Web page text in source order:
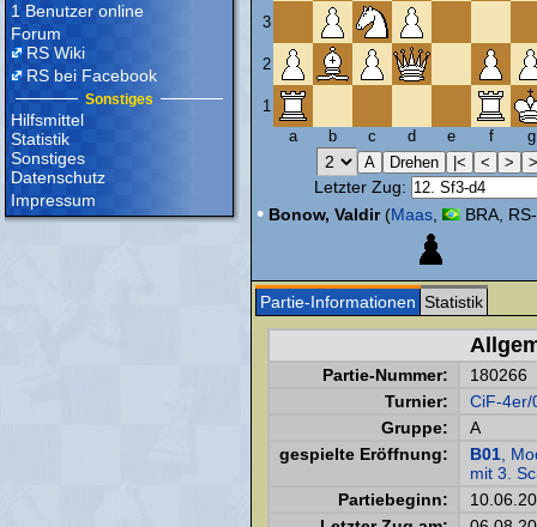
1 Benutzer online
Forum
RS Wiki
RS bei Facebook
Sonstiges
Hilfsmittel
Statistik
Sonstiges
Datenschutz
Impressum
3
2
1
a
b c d e f g
Letzter Zug:
• Bonow, Valdir(Maas, BRA,
Partie-Informationen Statistik
Partie-Nummer:
180266
Turnier:
CiF-4er/
Gruppe:
A
gespielte Eröffnung:
B01 ,
mit 3.
Partiebeginn: